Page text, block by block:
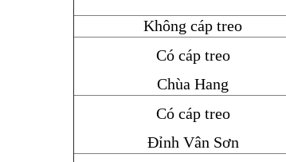
Không cáp treo
Có cáp treo
Chùa Hang
Có cáp treo
Đỉnh Vân Sơn